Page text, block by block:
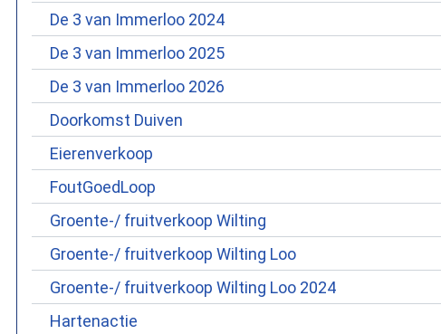
De 3 van Immerloo 2024
De 3 van Immerloo 2025
De 3 van Immerloo 2026
Doorkomst Duiven
Eierenverkoop
FoutGoedLoop
Groente-/ fruitverkoop Wilting
Groente-/ fruitverkoop Wilting Loo
Groente-/ fruitverkoop Wilting Loo 2024
Hartenactie